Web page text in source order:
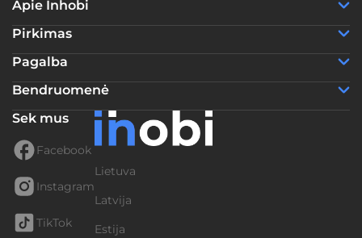
Apie Inhobi
Pirkimas
Pagalba
Bendruomenė
Sek mus
Facebook
Instagram
TikTok
Lietuva
Latvija
Estija